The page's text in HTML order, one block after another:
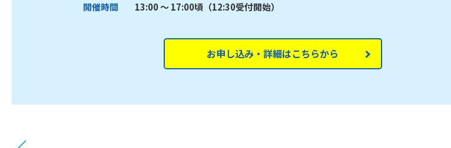
開催時間 13:00 ～ 17:00頃（12:30受付開始）
お申し込み・詳細はこちらから